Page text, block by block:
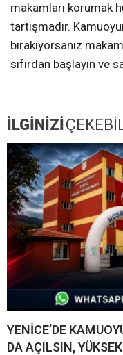
makamları korumak
tartışmadır.
bırakıyorsanız
sıfırdan başlayın ve
İLGİNİZİ
YENİCE’DE
DA AÇILSIN,